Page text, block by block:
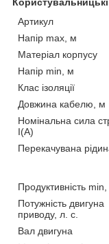
Артикул
Напір max, м
Матеріал корпусу
Напір min, м
Клас ізоляції
Довжина кабелю, м
Номінальна сила
I(А)
Перекачувана
Продуктивність
Потужність двигуна
приводу, л. с.
Вал двигуна